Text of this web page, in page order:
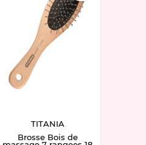
TITANIA
Brosse Bois de